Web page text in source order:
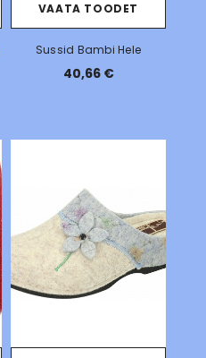
VAATA TOODET
Sussid Bambi Hele
40,66 €